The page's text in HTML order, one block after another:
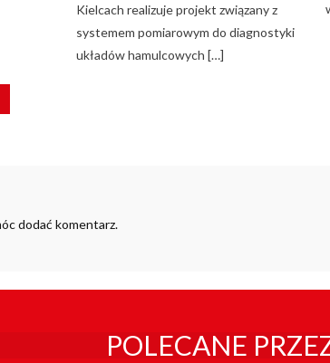
Kielcach realizuje projekt związany z
systemem pomiarowym do diagnostyki
układów hamulcowych […]
dodać komentarz.
POLECANE